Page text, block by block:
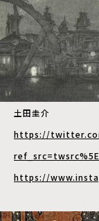
土田圭介
https://
https://